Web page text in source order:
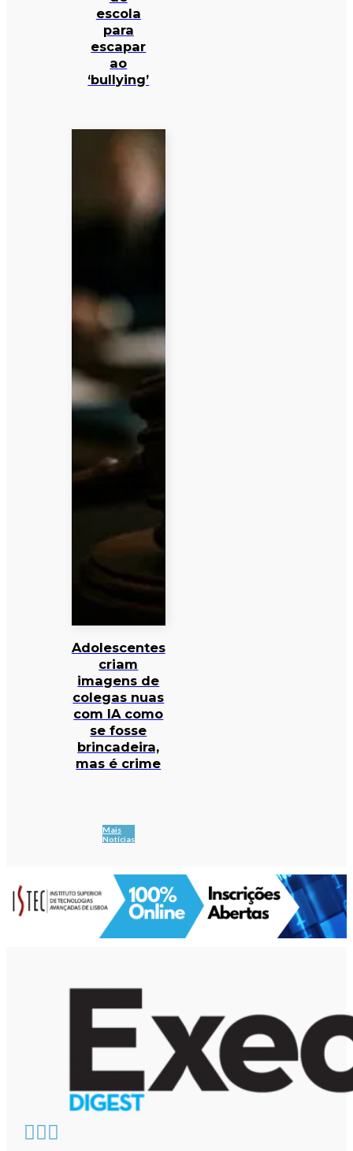
escola
para
escapar
ao
‘bullying’
Adolescentes
criam
imagens de
colegas nuas
com IA como
se fosse
brincadeira,
mas é crime
Mais
Notícias